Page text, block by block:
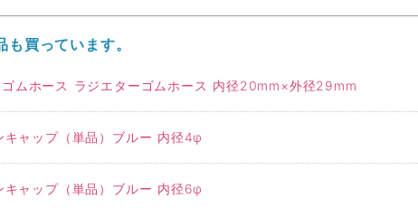
買っています。
ムホース ラジエターゴムホース 内径20mm×外径29mm
キャップ（単品）ブルー 内径4φ
キャップ（単品）ブルー 内径6φ